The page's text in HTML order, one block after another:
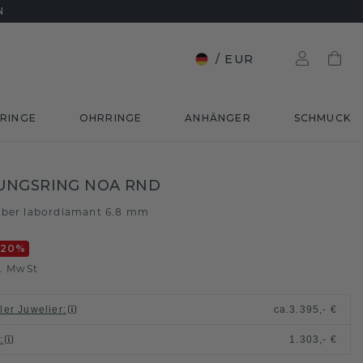
/ EUR
OHRRINGE ANHÄNGER SCHMUCK
NOA RND
labordiamant 6.8 mm
%
MwSt
Juwelier: ca.3.395,- €
: 1.303,- €